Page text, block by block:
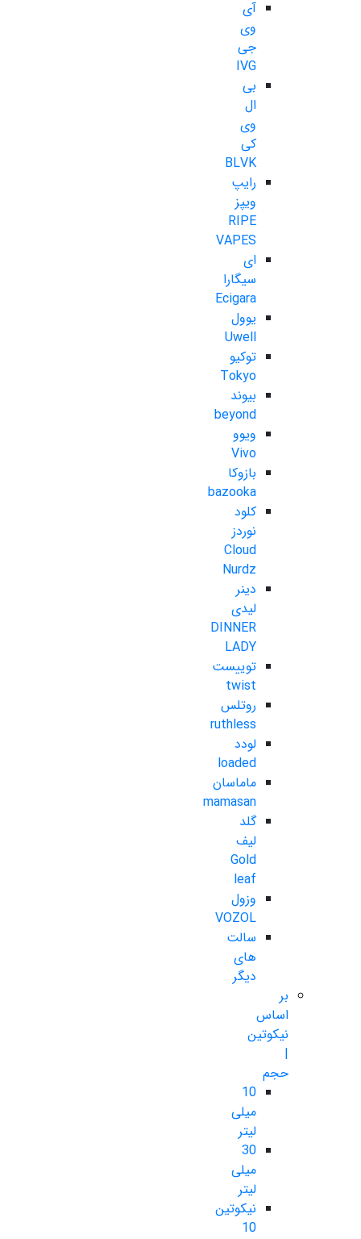
آی
وی
جی
IVG
بی
ال
وی
کی
BLVK
رایپ
ویپز
RIPE
VAPES
ای
سیگارا
Ecigara
یوول
Uwell
توکیو
Tokyo
بیوند
beyond
ویوو
Vivo
بازوکا
bazooka
کلود
نوردز
Cloud
Nurdz
دینر
لیدی
DINNER
LADY
توییست
twist
روتلس
ruthless
لودد
loaded
ماماسان
mamasan
گلد
لیف
Gold
leaf
وزول
VOZOL
سالت
های
دیگر
بر
اساس
نیکوتین
|
حجم
10
میلی
لیتر
30
میلی
لیتر
نیکوتین
10